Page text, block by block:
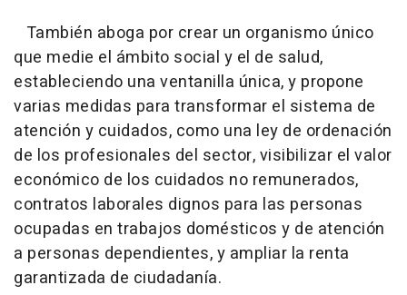
También aboga por crear un organismo único
que medie el ámbito social y el de salud,
estableciendo una ventanilla única, y propone
varias medidas para transformar el sistema de
atención y cuidados, como una ley de ordenación
de los profesionales del sector, visibilizar el valor
económico de los cuidados no remunerados,
contratos laborales dignos para las personas
ocupadas en trabajos domésticos y de atención
a personas dependientes, y ampliar la renta
garantizada de ciudadanía.